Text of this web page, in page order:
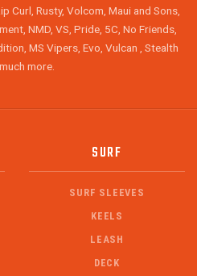
Curl, Rusty, Volcom, Maui and Sons,
NMD, VS, Pride, 5C, No Friends,
MS Vipers, Evo, Vulcan , Stealth
more.
SURF
SURF SLEEVES
KEELS
LEASH
DECK